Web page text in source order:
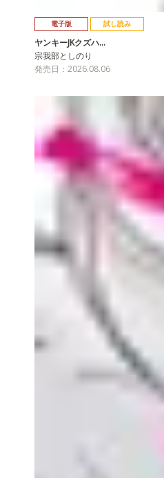
電子版 試し読み
ヤンキーJKクズハ…
宗我部としのり
発売日：2026.08.06